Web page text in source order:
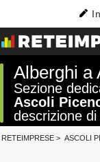
Alberghi a
Sezione
Ascoli
descrizione
RETEIMPRESE > ASCOLI